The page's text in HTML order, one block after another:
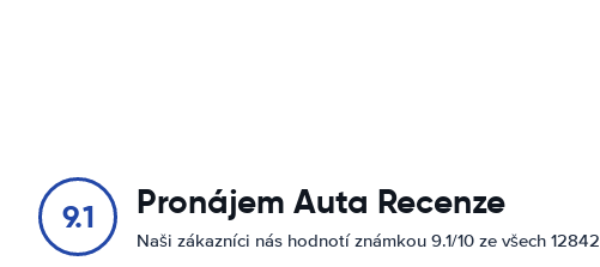
9.1 Pronájem Auta Recenze
Naši zákazníci nás hodnotí známkou 9.1/10 ze všech 12842